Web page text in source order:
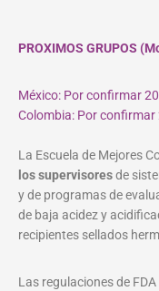
PROXIMOS GRUPOS
México: Por confirmar
Colombia: Por confirmar
La Escuela de Mejores
los supervisoresde
y de programas de
de baja acidez y
recipientes sellados
Las regulaciones de